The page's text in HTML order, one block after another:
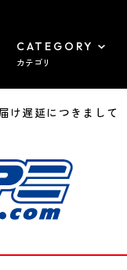
CATEGORY
カテゴリ
遅延につきまして